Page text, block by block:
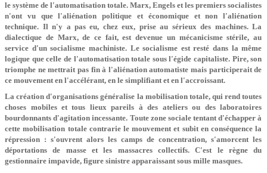
le système de l'automatisation totale. Marx, Engels et les premiers socialistes
n'ont vu que l'aliénation politique et économique et non l'aliénation
technique. Il n'y a pas eu, chez eux, prise au sérieux des machines. La
dialectique de Marx, de ce fait, est devenue un mécanicisme stérile, au
service d'un socialisme machiniste. Le socialisme est resté dans la même
logique que celle de l'automatisation totale sous l'égide capitaliste. Pire, son
triomphe ne mettrait pas fin à l'aliénation automatiste mais participerait de
ce mouvement en l'accélérant, en le simplifiant et en l'accroissant.
La création d'organisations généralise la mobilisation totale, qui rend toutes
choses mobiles et tous lieux pareils à des ateliers ou des laboratoires
bourdonnants d'agitation incessante. Toute zone sociale tentant d'échapper à
cette mobilisation totale contrarie le mouvement et subit en conséquence la
répression : s'ouvrent alors les camps de concentration, s'amorcent les
déportations de masse et les massacres collectifs. C'est le règne du
gestionnaire impavide, figure sinistre apparaissant sous mille masques.